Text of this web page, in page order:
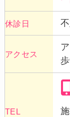
休診日
アクセス
TEL